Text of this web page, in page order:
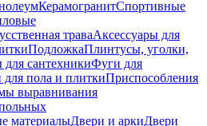
КерамогранитСпортивные
траваАксессуары для
ПодложкаПлинтусы, уголки,
сантехникиФуги для
пола и плиткиПриспособления
выравнивания
материалыДвери и аркиДвери